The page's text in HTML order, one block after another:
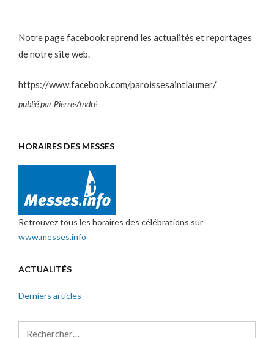
Notre page facebook reprend les actualités et reportages
de notre site web.
https://www.facebook.com/paroissesaintlaumer/
publié par Pierre-André
HORAIRES DES MESSES
Retrouvez tous les horaires des célébrations sur
www.messes.info
ACTUALITÉS
Derniers articles